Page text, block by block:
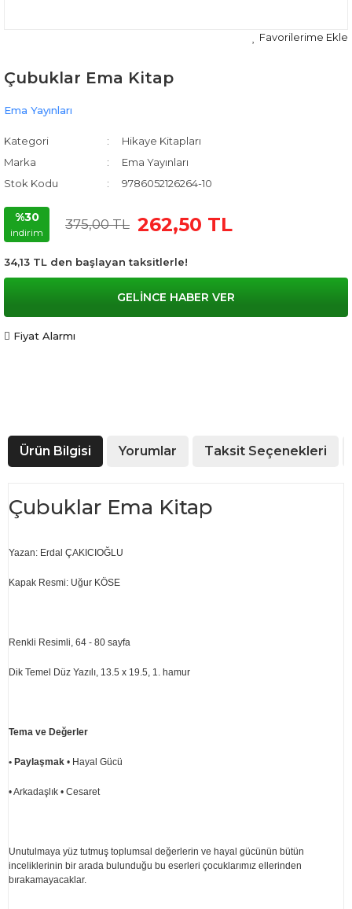
Çubuklar Ema Kitap
Ema Yayınları
Kategori
Hikaye Kitapları
Marka
Ema Yayınları
Stok Kodu
9786052126264-10
%30
indirim
375,00 TL 262,50 TL
34,13 TL den başlayan taksitlerle!
GELİNCE HABER VER
Fiyat Alarmı
Ürün Bilgisi Yorumlar Taksit Seçenekleri
Çubuklar Ema Kitap
Yazan: Erdal ÇAKICIOĞLU
Kapak Resmi: Uğur KÖSE
Renkli Resimli, 64 - 80 sayfa
Dik Temel Düz Yazılı, 13.5 x 19.5, 1. hamur
Tema ve Değerler
• Paylaşmak • Hayal Gücü
• Arkadaşlık • Cesaret
Unutulmaya yüz tutmuş toplumsal değerlerin ve hayal gücünün bütün
inceliklerinin bir arada bulunduğu bu eserleri çocuklarımız ellerinden
bırakamayacaklar.